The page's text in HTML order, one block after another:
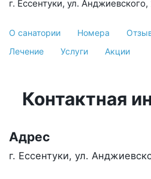
г. Ессентуки, ул. Анджиевского,
О санатории Номера
Лечение
Услуги Акции
Контактная
Адрес
г. Ессентуки, ул.